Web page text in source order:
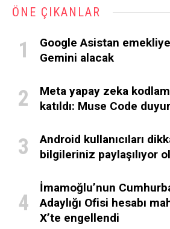
ÖNE ÇIKANLAR
Google Asistan emekliye
Gemini alacak
Meta yapay zeka
katıldı: Muse Code
Android kullanıcıları
bilgileriniz paylaşılıyor
İmamoğlu’nun
Adaylığı Ofisi hesabı
X’te engellendi